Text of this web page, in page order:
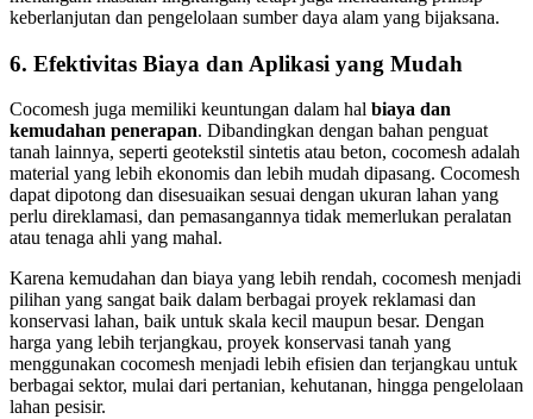
keberlanjutan dan pengelolaan sumber daya alam yang bijaksana.
6. Efektivitas Biaya dan Aplikasi yang Mudah
Cocomesh juga memiliki keuntungan dalam hal biaya dan
kemudahan penerapan. Dibandingkan dengan bahan penguat
tanah lainnya, seperti geotekstil sintetis atau beton, cocomesh adalah
material yang lebih ekonomis dan lebih mudah dipasang. Cocomesh
dapat dipotong dan disesuaikan sesuai dengan ukuran lahan yang
perlu direklamasi, dan pemasangannya tidak memerlukan peralatan
atau tenaga ahli yang mahal.
Karena kemudahan dan biaya yang lebih rendah, cocomesh menjadi
pilihan yang sangat baik dalam berbagai proyek reklamasi dan
konservasi lahan, baik untuk skala kecil maupun besar. Dengan
harga yang lebih terjangkau, proyek konservasi tanah yang
menggunakan cocomesh menjadi lebih efisien dan terjangkau untuk
berbagai sektor, mulai dari pertanian, kehutanan, hingga pengelolaan
lahan pesisir.